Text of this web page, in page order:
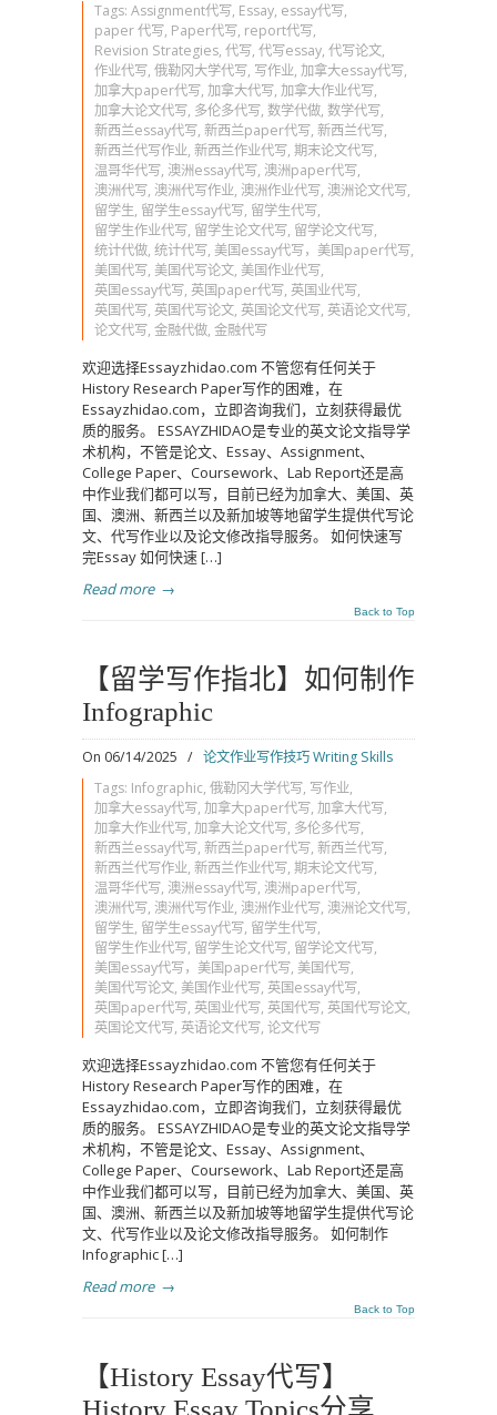
Tags: Assignment代写, Essay, essay代写,
paper 代写, Paper代写, report代写,
Revision Strategies, 代写, 代写essay, 代写论文,
作业代写, 俄勒冈大学代写, 写作业, 加拿大essay代写,
加拿大paper代写, 加拿大代写, 加拿大作业代写,
加拿大论文代写, 多伦多代写, 数学代做, 数学代写,
新西兰essay代写, 新西兰paper代写, 新西兰代写,
新西兰代写作业, 新西兰作业代写, 期末论文代写,
温哥华代写, 澳洲essay代写, 澳洲paper代写,
澳洲代写, 澳洲代写作业, 澳洲作业代写, 澳洲论文代写,
留学生, 留学生essay代写, 留学生代写,
留学生作业代写, 留学生论文代写, 留学论文代写,
统计代做, 统计代写, 美国essay代写，美国paper代写,
美国代写, 美国代写论文, 美国作业代写,
英国essay代写, 英国paper代写, 英国业代写,
英国代写, 英国代写论文, 英国论文代写, 英语论文代写,
论文代写, 金融代做, 金融代写
欢迎选择Essayzhidao.com 不管您有任何关于
History Research Paper写作的困难，在
Essayzhidao.com，立即咨询我们，立刻获得最优
质的服务。 ESSAYZHIDAO是专业的英文论文指导学
术机构，不管是论文、Essay、Assignment、
College Paper、Coursework、Lab Report还是高
中作业我们都可以写，目前已经为加拿大、美国、英
国、澳洲、新西兰以及新加坡等地留学生提供代写论
文、代写作业以及论文修改指导服务。 如何快速写
完Essay 如何快速 […]
Read more →
Back to Top
【留学写作指北】如何制作
Infographic
On 06/14/2025 / 论文作业写作技巧 Writing Skills
Tags: Infographic, 俄勒冈大学代写, 写作业,
加拿大essay代写, 加拿大paper代写, 加拿大代写,
加拿大作业代写, 加拿大论文代写, 多伦多代写,
新西兰essay代写, 新西兰paper代写, 新西兰代写,
新西兰代写作业, 新西兰作业代写, 期末论文代写,
温哥华代写, 澳洲essay代写, 澳洲paper代写,
澳洲代写, 澳洲代写作业, 澳洲作业代写, 澳洲论文代写,
留学生, 留学生essay代写, 留学生代写,
留学生作业代写, 留学生论文代写, 留学论文代写,
美国essay代写，美国paper代写, 美国代写,
美国代写论文, 美国作业代写, 英国essay代写,
英国paper代写, 英国业代写, 英国代写, 英国代写论文,
英国论文代写, 英语论文代写, 论文代写
欢迎选择Essayzhidao.com 不管您有任何关于
History Research Paper写作的困难，在
Essayzhidao.com，立即咨询我们，立刻获得最优
质的服务。 ESSAYZHIDAO是专业的英文论文指导学
术机构，不管是论文、Essay、Assignment、
College Paper、Coursework、Lab Report还是高
中作业我们都可以写，目前已经为加拿大、美国、英
国、澳洲、新西兰以及新加坡等地留学生提供代写论
文、代写作业以及论文修改指导服务。 如何制作
Infographic […]
Read more →
Back to Top
【History Essay代写】
History Essay Topics分享